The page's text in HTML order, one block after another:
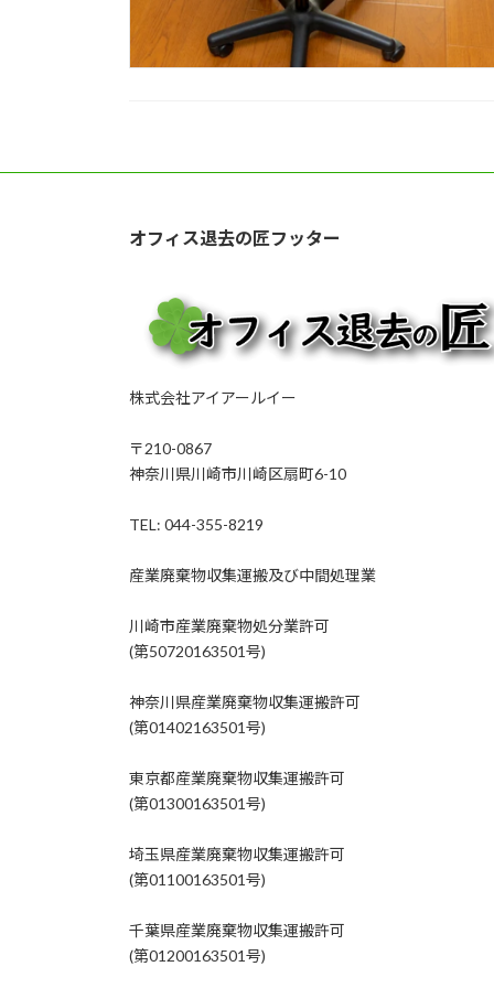
オフィス退去の匠フッター
株式会社アイアールイー
〒210-0867
神奈川県川崎市川崎区扇町6-10
TEL: 044-355-8219
産業廃棄物収集運搬及び中間処理業
川崎市産業廃棄物処分業許可
(第50720163501号)
神奈川県産業廃棄物収集運搬許可
(第01402163501号)
東京都産業廃棄物収集運搬許可
(第01300163501号)
埼玉県産業廃棄物収集運搬許可
(第01100163501号)
千葉県産業廃棄物収集運搬許可
(第01200163501号)